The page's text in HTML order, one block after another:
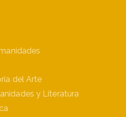
del Arte
y Literatura